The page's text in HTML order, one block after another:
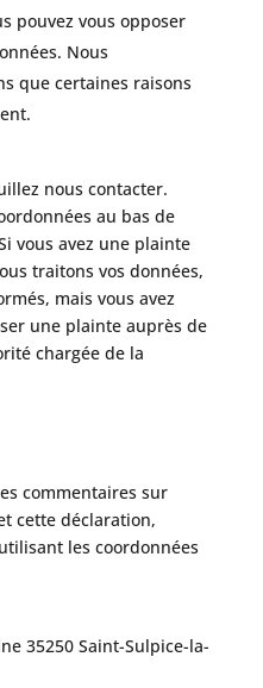
pouvez vous opposer
Nous
que certaines raisons
nous contacter.
au bas de
vous avez une plainte
traitons vos données,
mais vous avez
une plainte auprès de
chargée de la
commentaires sur
cette déclaration,
les coordonnées
35250 Saint-Sulpice-la-